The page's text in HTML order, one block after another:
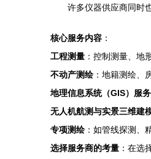
许多仪器供应商同时
核心服务内容 ：
工程测量 ：控制测量、地
不动产测绘 ：地籍测绘、
地理信息系统（GIS）服务
无人机航测与实景三维建
专项测绘 ：如管线探测、
选择服务商的考量 ：在选